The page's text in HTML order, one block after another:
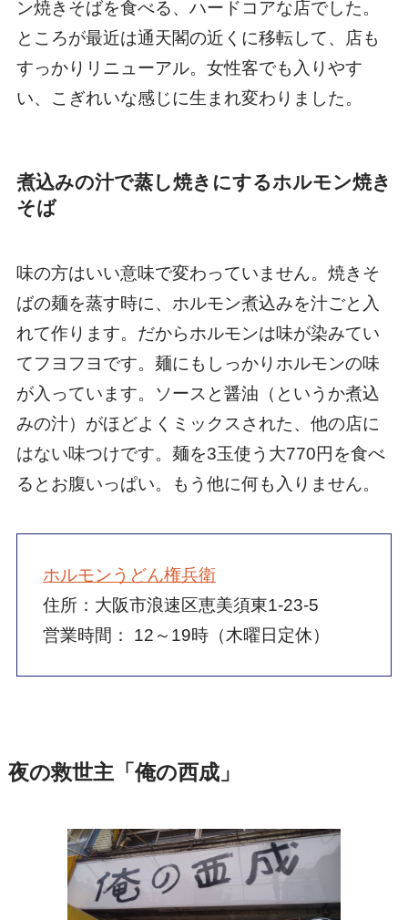
ン焼きそばを食べる、ハードコアな店でした。
ところが最近は通天閣の近くに移転して、店も
すっかりリニューアル。女性客でも入りやす
い、こぎれいな感じに生まれ変わりました。
煮込みの汁で蒸し焼きにするホルモン焼き
そば
味の方はいい意味で変わっていません。焼きそ
ばの麺を蒸す時に、ホルモン煮込みを汁ごと入
れて作ります。だからホルモンは味が染みてい
てフヨフヨです。麺にもしっかりホルモンの味
が入っています。ソースと醤油（というか煮込
みの汁）がほどよくミックスされた、他の店に
はない味つけです。麺を3玉使う大770円を食べ
るとお腹いっぱい。もう他に何も入りません。
ホルモンうどん権兵衛
住所：大阪市浪速区恵美須東1-23-5
営業時間： 12～19時（木曜日定休）
夜の救世主「俺の西成」